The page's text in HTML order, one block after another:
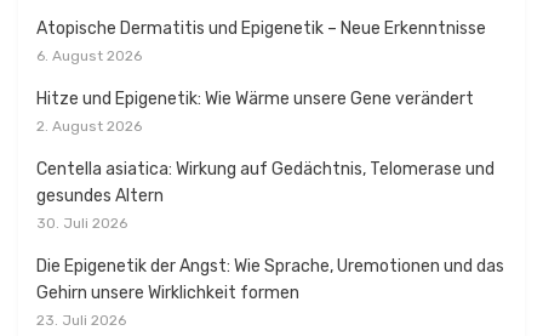
Atopische Dermatitis und Epigenetik – Neue Erkenntnisse
6. August 2026
Hitze und Epigenetik: Wie Wärme unsere Gene verändert
2. August 2026
Centella asiatica: Wirkung auf Gedächtnis, Telomerase und
gesundes Altern
30. Juli 2026
Die Epigenetik der Angst: Wie Sprache, Uremotionen und das
Gehirn unsere Wirklichkeit formen
23. Juli 2026